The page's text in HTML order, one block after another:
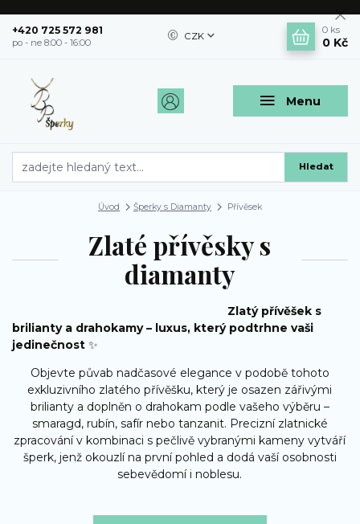
Menu
CZK
Hledat
+420 725 572 981
po - ne 8:00 - 16:00
0 ks
0 Kč
Úvod Šperky s Diamanty Přívěsek
Zlaté přívěsky s
diamanty
Zlatý přívěšek s
brilianty a drahokamy – luxus, který podtrhne vaši
jedinečnost ✨
Objevte půvab nadčasové elegance v podobě tohoto
exkluzivního zlatého přívěšku, který je osazen zářivými
brilianty a doplněn o drahokam podle vašeho výběru –
smaragd, rubín, safír nebo tanzanit. Precizní zlatnické
zpracování v kombinaci s pečlivě vybranými kameny vytváří
šperk, jenž okouzlí na první pohled a dodá vaší osobnosti
sebevědomí i noblesu.